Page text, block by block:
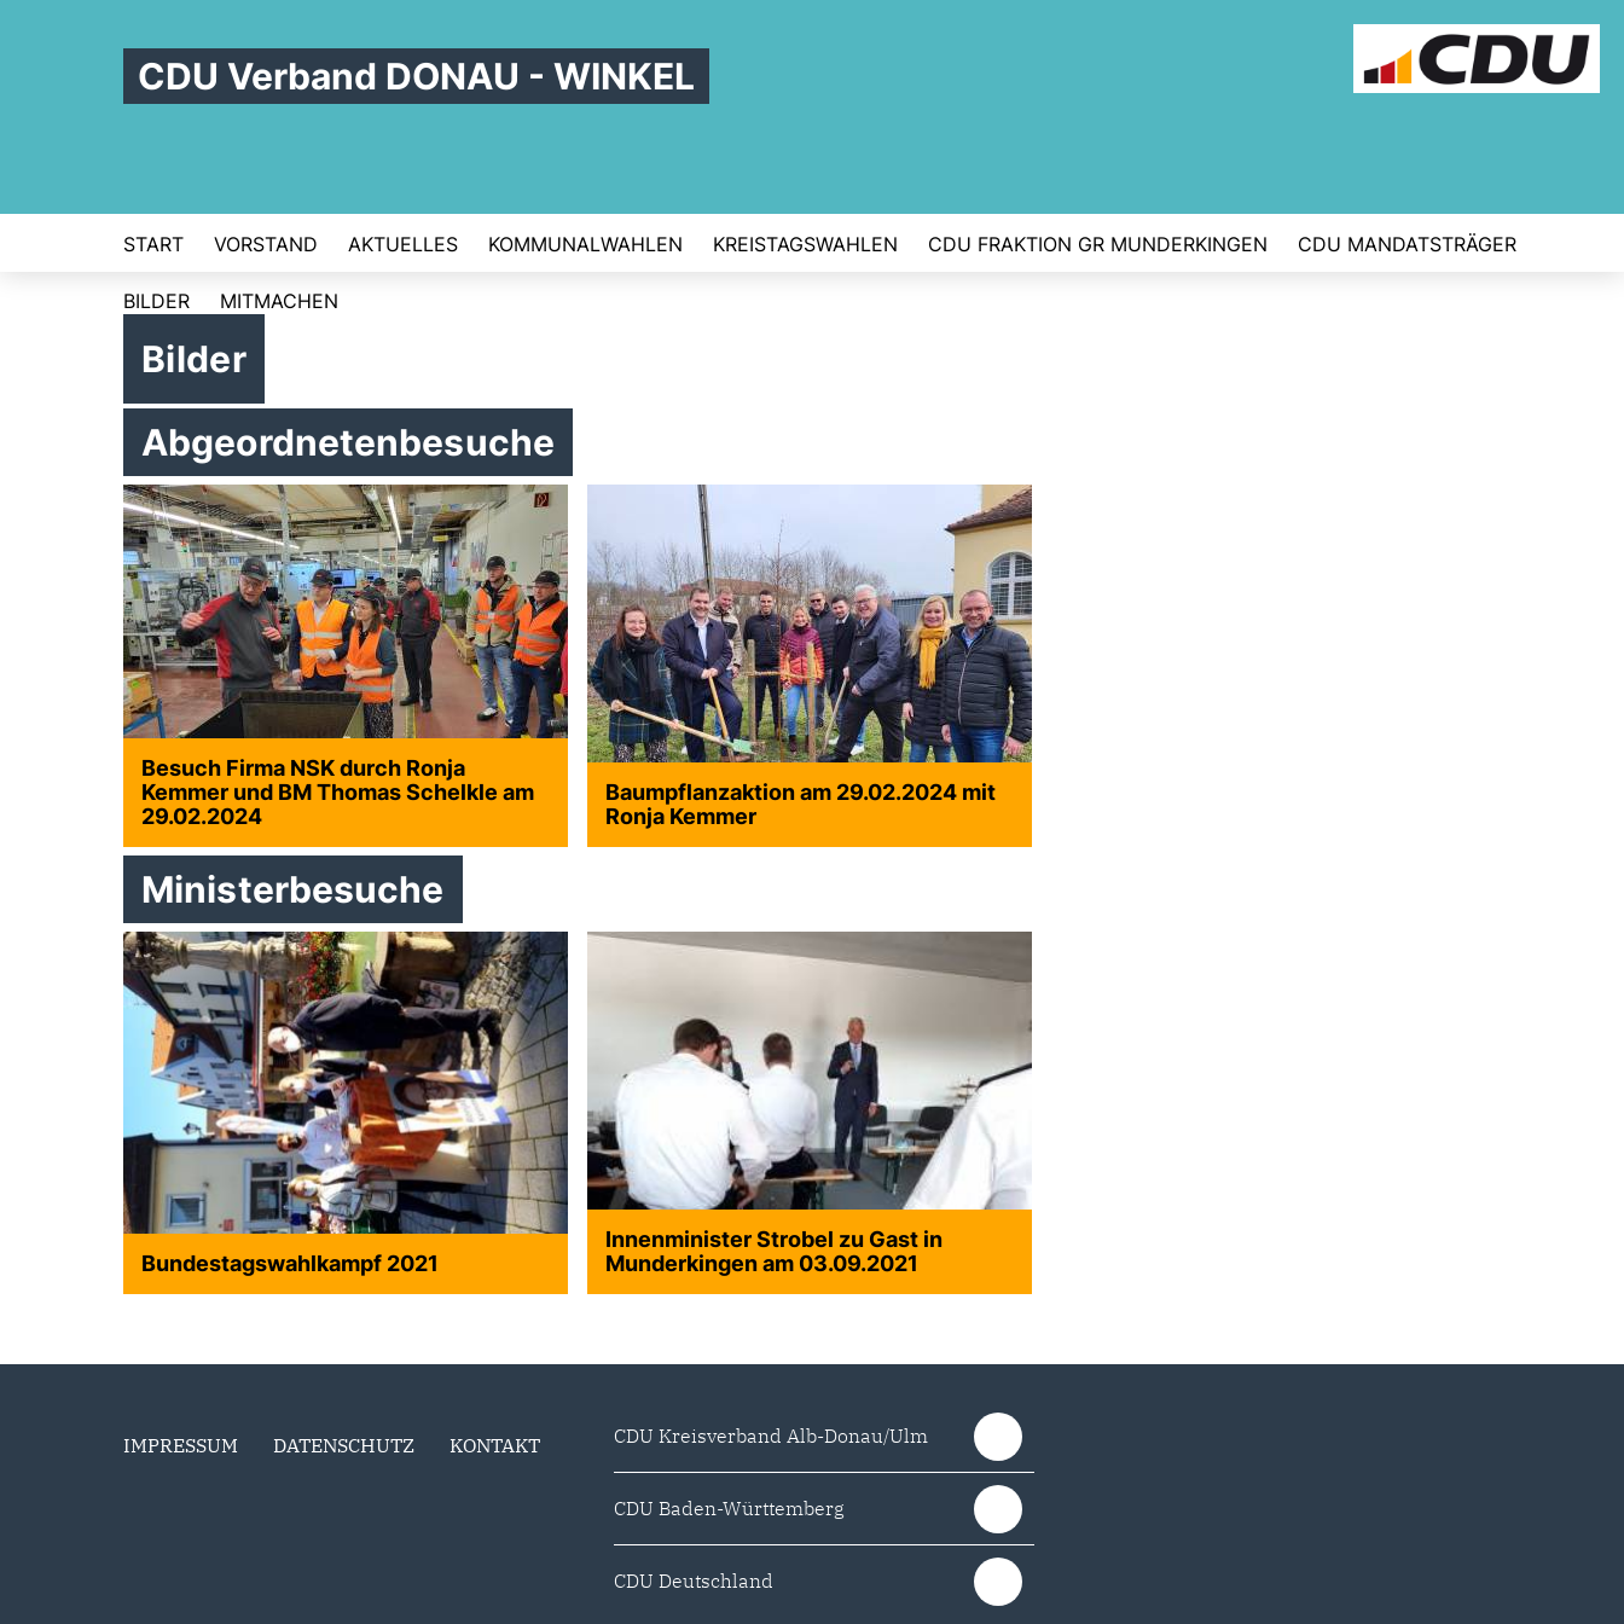
CDU Verband DONAU - WINKEL
START VORSTAND AKTUELLES KOMMUNALWAHLEN KREISTAGSWAHLEN CDU FRAKTION GR MUNDERKINGEN CDU MANDATSTRÄGER
BILDER MITMACHEN
Bilder
Abgeordnetenbesuche
Besuch Firma NSK durch Ronja
Kemmer und BM Thomas Schelkle am
29.02.2024
Baumpflanzaktion am 29.02.2024 mit
Ronja Kemmer
Ministerbesuche
Bundestagswahlkampf 2021
Innenminister Strobel zu Gast in
Munderkingen am 03.09.2021
IMPRESSUM DATENSCHUTZ KONTAKT CDU Kreisverband Alb-Donau/Ulm
CDU Baden-Württemberg
CDU Deutschland